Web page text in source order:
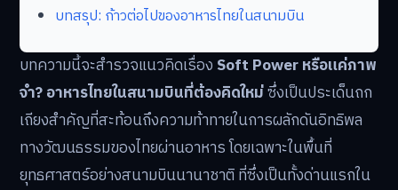
บทสรุป: ก้าวต่อไปของอาหารไทยในสนามบิน
บทความนี้จะสำรวจแนวคิดเรื่อง Soft Power หรือแค่ภาพ
จำ? อาหารไทยในสนามบินที่ต้องคิดใหม่ซึ่งเป็นประเด็นถก
เถียงสำคัญที่สะท้อนถึงความท้าทายในการผลักดันอิทธิพล
ทางวัฒนธรรมของไทยผ่านอาหาร โดยเฉพาะในพื้นที่
ยุทธศาสตร์อย่างสนามบินนานาชาติ ที่ซึ่งเป็นทั้งด่านแรกใน